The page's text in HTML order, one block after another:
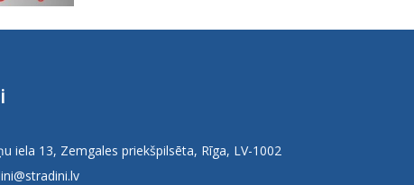
iela 13, Zemgales priekšpilsēta, Rīga, LV-1002